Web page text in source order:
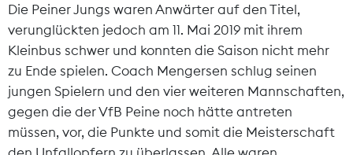
Die Peiner Jungs waren Anwärter auf den Titel,
verunglückten jedoch am 11. Mai 2019 mit ihrem
Kleinbus schwer und konnten die Saison nicht mehr
zu Ende spielen. Coach Mengersen schlug seinen
jungen Spielern und den vier weiteren Mannschaften,
gegen die der VfB Peine noch hätte antreten
müssen, vor, die Punkte und somit die Meisterschaft